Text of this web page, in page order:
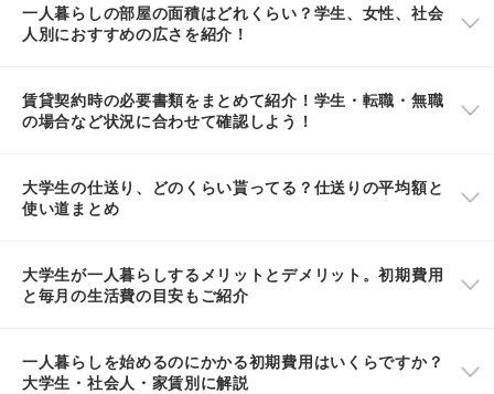
一人暮らしの部屋の面積はどれくらい？学生、女性、社会
人別におすすめの広さを紹介！
賃貸契約時の必要書類をまとめて紹介！学生・転職・無職
の場合など状況に合わせて確認しよう！
大学生の仕送り、どのくらい貰ってる？仕送りの平均額と
使い道まとめ
大学生が一人暮らしするメリットとデメリット。初期費用
と毎月の生活費の目安もご紹介
一人暮らしを始めるのにかかる初期費用はいくらですか？
大学生・社会人・家賃別に解説